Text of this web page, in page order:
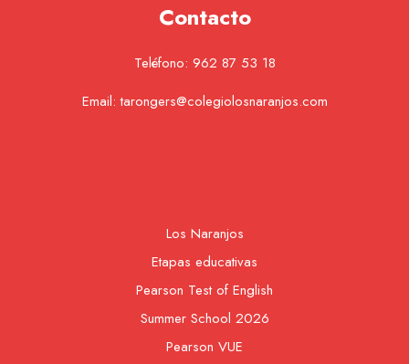
Contacto
Teléfono: 962 87 53 18
Email:tarongers@colegiolosnaranjos.com
Los Naranjos
Etapas educativas
Pearson Test of English
Summer School 2026
Pearson VUE